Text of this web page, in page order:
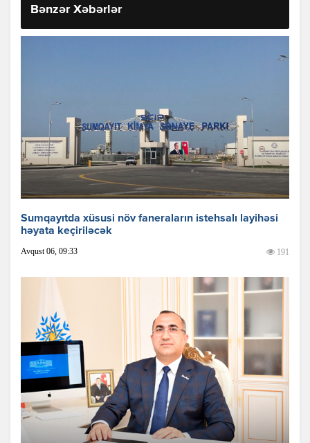
Bənzər Xəbərlər
Sumqayıtda xüsusi növ faneraların istehsalı layihəsi
həyata keçiriləcək
Avqust 06, 09:33 191